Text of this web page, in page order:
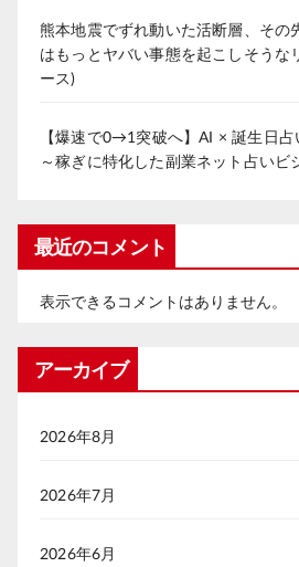
熊本地震でずれ動いた活断層、そ
はもっとヤバい事態を起こしそうな
ース)
【爆速で0→1突破へ】AI × 誕生日
～稼ぎに特化した副業ネット占いビ
最近のコメント
表示できるコメントはありません。
アーカイブ
2026年8月
2026年7月
2026年6月